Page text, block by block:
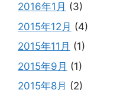
2016年1月 (3)
2015年12月 (4)
2015年11月 (1)
2015年9月 (1)
2015年8月 (2)